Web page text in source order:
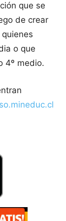
que se
de crear
o que
4º medio.